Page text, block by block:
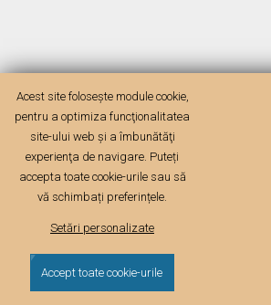
Acest site folosește module cookie,
pentru a optimiza funcţionalitatea
site-ului web şi a îmbunătăţi
experienţa de navigare. Puteți
accepta toate cookie-urile sau să
vă schimbați preferințele.
Setări personalizate
Accept toate cookie-urile